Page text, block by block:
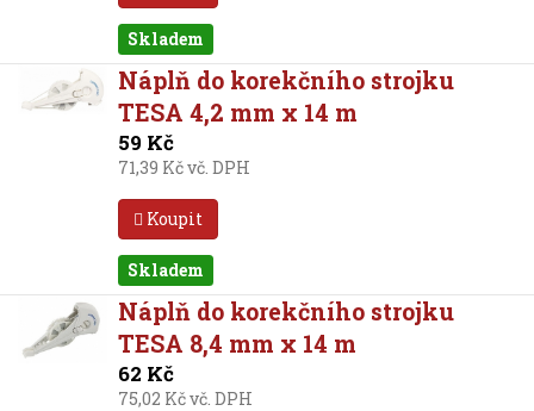
Skladem
Náplň do korekčního strojku
TESA 4,2 mm x 14 m
59 Kč
71,39 Kč vč. DPH
Koupit
Skladem
Náplň do korekčního strojku
TESA 8,4 mm x 14 m
62 Kč
75,02 Kč vč. DPH